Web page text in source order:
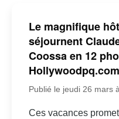
Le magnifique
séjournent
Coossa en 12
Hollywoodpq.com
Publié le jeudi 26 mars
Ces vacances